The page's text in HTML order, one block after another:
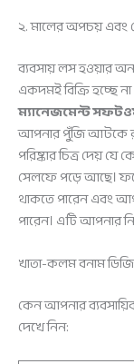
২. মালের অপচয়
ব্যবসায় লস হওয়ার
একদমই বিক্রি হচ্ছে
ম্যানেজমেন্ট
আপনার পুঁজি আটকে
পরিষ্কার চিত্র দেয়
সেলফে পড়ে আছে।
থাকতে পারেন এবং
পারেন। এটি আপনার
খাতা-কলম বনাম
কেন আপনার
দেখে নিন: